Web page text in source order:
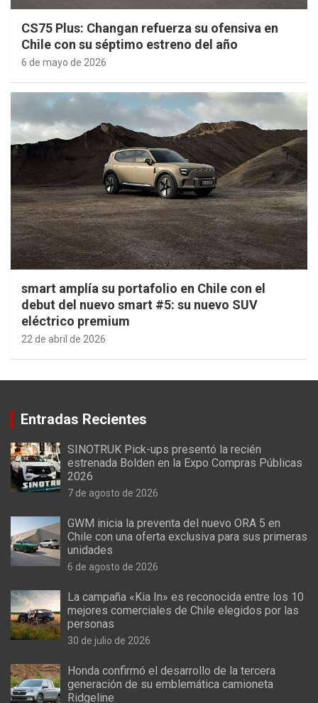
CS75 Plus: Changan refuerza su ofensiva en
Chile con su séptimo estreno del año
6 de mayo de 2026
smart amplía su portafolio en Chile con el
debut del nuevo smart #5: su nuevo SUV
eléctrico premium
22 de abril de 2026
Entradas Recientes
SINOTRUK Pick-ups presentó la recién
estrenada Bolden en la Expo Compras Públicas
2026
7 de agosto de 2026
GWM inicia la preventa del nuevo ORA 5 en
Chile con una oferta exclusiva para sus primeras
unidades
6 de agosto de 2026
La campaña «Kia In» es reconocida entre los 10
mejores comerciales de Chile elegidos por las
personas
30 de julio de 2026
Honda confirmó el desarrollo de la tercera
generación de su emblemática camioneta
Ridgeline